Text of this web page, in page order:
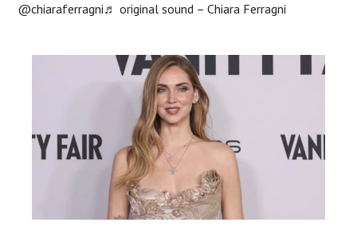
@chiaraferragni♬ original sound – Chiara Ferragni